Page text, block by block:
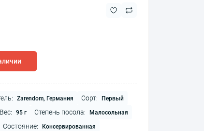
Zarendom, Германия Сорт: Первый
Вес: 95 г Степень посола: Малосольная
Состояние: Консервированная